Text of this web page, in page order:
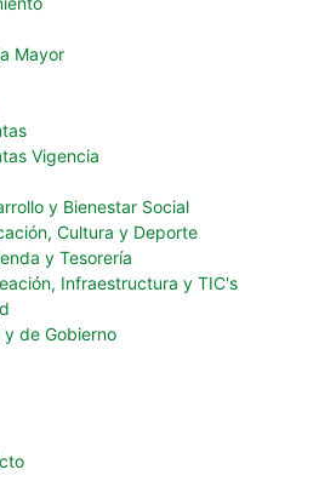
Mayor
Vigencia
y Bienestar Social
Cultura y Deporte
y Tesorería
Infraestructura y TIC's
y de Gobierno